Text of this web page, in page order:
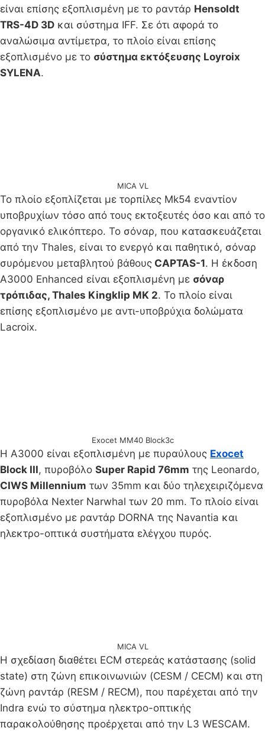
είναι επίσης εξοπλισμένη με το ραντάρ Hensoldt
TRS-4D 3D και σύστημα IFF. Σε ότι αφορά το
αναλώσιμα αντίμετρα, το πλοίο είναι επίσης
εξοπλισμένο με το σύστημα εκτόξευσης Loyroix
SYLENA.
MICA VL
Το πλοίο εξοπλίζεται με τορπίλες Mk54 εναντίον
υποβρυχίων τόσο από τους εκτοξευτές όσο και από το
οργανικό ελικόπτερο. Το σόναρ, που κατασκευάζεται
από την Thales, είναι το ενεργό και παθητικό, σόναρ
συρόμενου μεταβλητού βάθους CAPTAS-1. Η έκδοση
A3000 Enhanced είναι εξοπλισμένη με σόναρ
τρόπιδας, Thales Kingklip MK 2. Το πλοίο είναι
επίσης εξοπλισμένο με αντι-υποβρύχια δολώματα
Lacroix.
Exocet MM40 Block3c
Η A3000 είναι εξοπλισμένη με πυραύλους Exocet
Block III, πυροβόλο Super Rapid 76mm της Leonardo,
CIWS Millennium των 35mm και δύο τηλεχειριζόμενα
πυροβόλα Nexter Narwhal των 20 mm. Το πλοίο είναι
εξοπλισμένο με ραντάρ DORNA της Navantia και
ηλεκτρο-οπτικά συστήματα ελέγχου πυρός.
MICA VL
Η σχεδίαση διαθέτει ECM στερεάς κατάστασης (solid
state) στη ζώνη επικοινωνιών (CESM / CECM) και στη
ζώνη ραντάρ (RESM / RECM), που παρέχεται από την
Indra ενώ το σύστημα ηλεκτρο-οπτικής
παρακολούθησης προέρχεται από την L3 WESCAM.